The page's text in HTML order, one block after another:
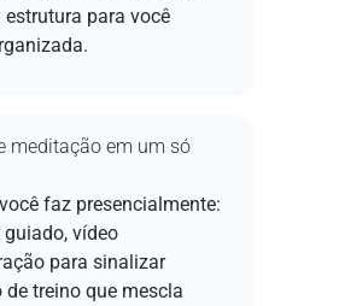
para você
meditação em um só
faz presencialmente:
vídeo
para sinalizar
treino que mescla